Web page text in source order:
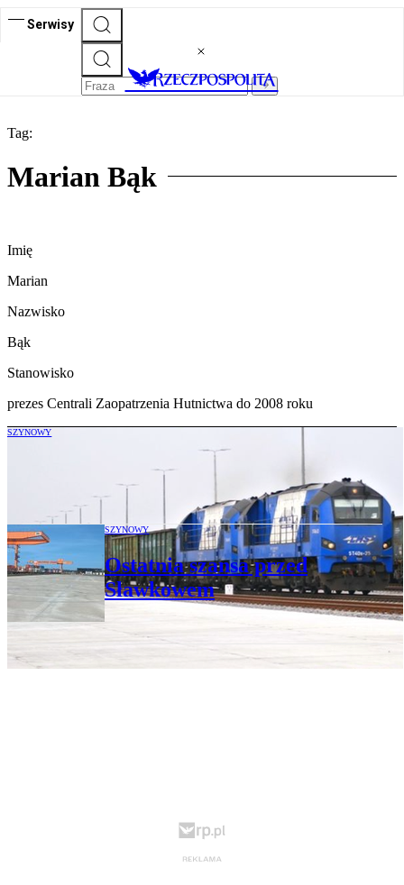
Serwisy
Tag:
Marian Bąk
Imię
Marian
Nazwisko
Bąk
Stanowisko
prezes Centrali Zaopatrzenia Hutnictwa do 2008 roku
SZYNOWY
Jaka jest przyszłość przed PKP LHS i
terminalem w Sławkowie?
SZYNOWY
Ostatnia szansa przed
Sławkowem